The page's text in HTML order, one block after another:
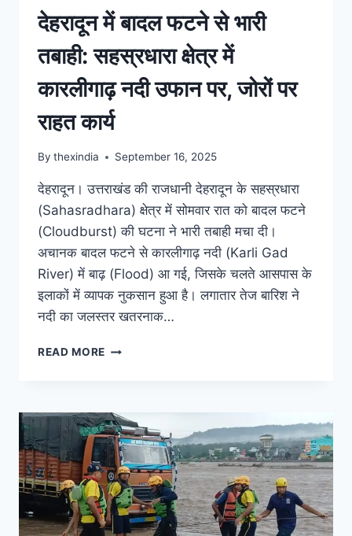
देहरादून में बादल फटने से भारी
तबाही: सहस्रधारा क्षेत्र में
कारलीगाढ़ नदी उफान पर, जोरों पर
राहत कार्य
By thexindia September 16, 2025
देहरादून। उत्तराखंड की राजधानी देहरादून के सहस्रधारा
(Sahasradhara) क्षेत्र में सोमवार रात को बादल फटने
(Cloudburst) की घटना ने भारी तबाही मचा दी।
अचानक बादल फटने से कारलीगाढ़ नदी (Karli Gad
River) में बाढ़ (Flood) आ गई, जिसके चलते आसपास के
इलाकों में व्यापक नुकसान हुआ है। लगातार तेज बारिश ने
नदी का जलस्तर खतरनाक…
READ MORE